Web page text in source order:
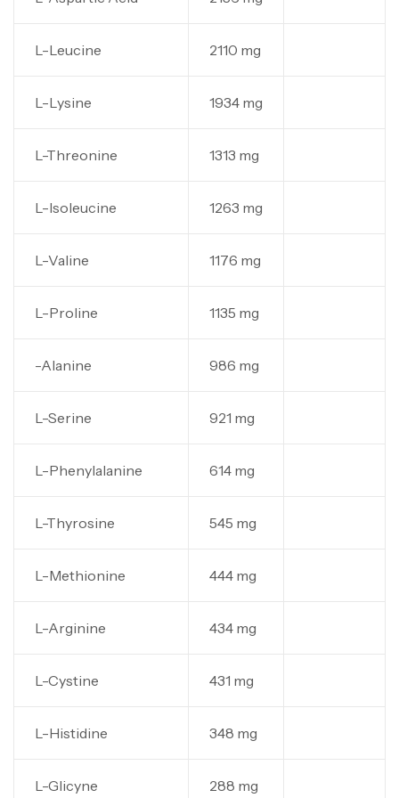
L-Leucine 2110 mg
L-Lysine 1934 mg
L-Threonine 1313 mg
L-Isoleucine 1263 mg
L-Valine 1176 mg
L-Proline 1135 mg
-Alanine 986 mg
L-Serine 921 mg
L-Phenylalanine 614 mg
L-Thyrosine 545 mg
L-Methionine 444 mg
L-Arginine 434 mg
L-Cystine 431 mg
L-Histidine 348 mg
L-Glicyne 288 mg
100% Pure Whey – 2,27kg – BIOTECHUSA